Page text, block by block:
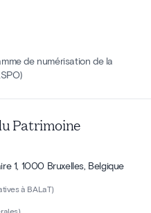
de numérisation de la
Patrimoine
1, 1000 Bruxelles, Belgique
à BALaT)